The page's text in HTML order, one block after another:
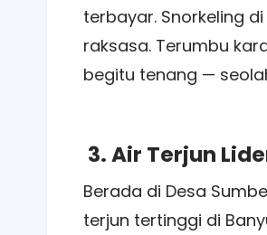
terbayar. Snorkeling
raksasa. Terumbu
begitu tenang —
3. Air Terjun
Berada di Desa
terjun tertinggi di